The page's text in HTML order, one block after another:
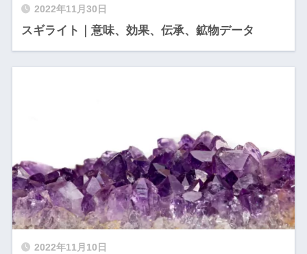
2022年11月30日
スギライト｜意味、効果、伝承、鉱物データ
2022年11月10日